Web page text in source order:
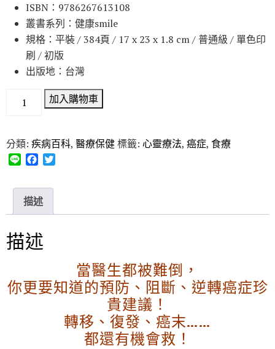
ISBN：9786267613108
叢書系列：健康smile
規格：平裝 / 384頁 / 17 x 23 x 1.8 cm / 普通級 / 單色印
刷 / 初版
出版地：台灣
加入購物車
分類: 疾病百科, 醫療保健標籤: 心靈療法, 癌症, 食療
e
e
b
o
k
描述
描述
當醫生都被難倒，
你更要知道的預防、阻斷、逆轉癌症珍
貴建議！
轉移、復發、癌末……
都還有機會救！